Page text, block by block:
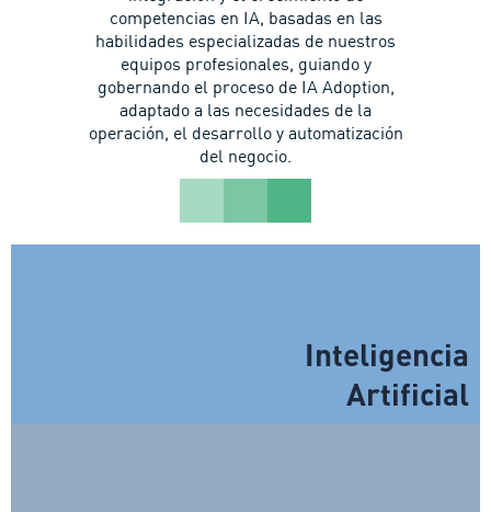
competencias en IA, basadas en las
habilidades especializadas de nuestros
equipos profesionales, guiando y
gobernando el proceso de IA Adoption,
adaptado a las necesidades de la
operación, el desarrollo y automatización
del negocio.
Inteligencia
Artificial